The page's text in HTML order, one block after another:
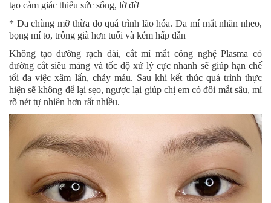
tạo cảm giác thiếu sức sống, lờ đờ
* Da chùng mỡ thừa do quá trình lão hóa. Da mí mắt nhăn nheo,
bọng mí to, trông già hơn tuổi và kém hấp dẫn
Không tạo đường rạch dài, cắt mí mắt công nghệ Plasma có
đường cắt siêu mảng và tốc độ xử lý cực nhanh sẽ giúp hạn chế
tối đa việc xâm lấn, chảy máu. Sau khi kết thúc quá trình thực
hiện sẽ không để lại sẹo, ngược lại giúp chị em có đôi mắt sâu, mí
rõ nét tự nhiên hơn rất nhiều.